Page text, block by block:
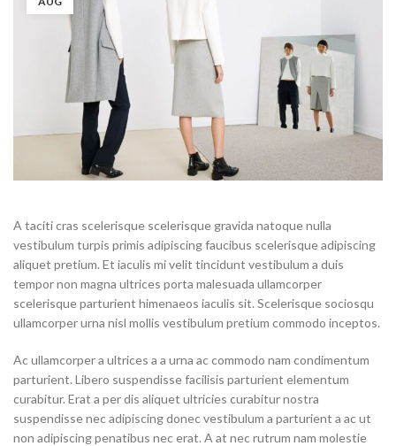
A taciti cras scelerisque scelerisque gravida natoque nulla
vestibulum turpis primis adipiscing faucibus scelerisque adipiscing
aliquet pretium. Et iaculis mi velit tincidunt vestibulum a duis
tempor non magna ultrices porta malesuada ullamcorper
scelerisque parturient himenaeos iaculis sit. Scelerisque sociosqu
ullamcorper urna nisl mollis vestibulum pretium commodo inceptos.
Ac ullamcorper a ultrices a a urna ac commodo nam condimentum
parturient. Libero suspendisse facilisis parturient elementum
curabitur. Erat a per dis aliquet ultricies curabitur nostra
suspendisse nec adipiscing donec vestibulum a parturient a ac ut
non adipiscing penatibus nec erat. A at nec rutrum nam molestie